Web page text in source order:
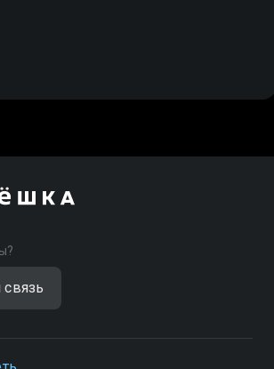
связь